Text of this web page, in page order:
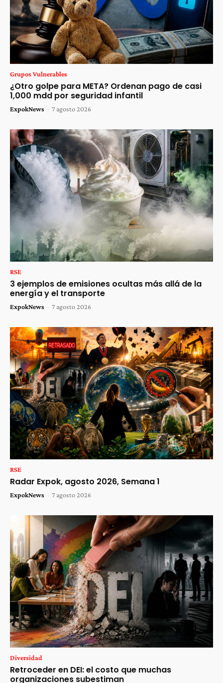
Grupos Vulnerables
¿Otro golpe para META? Ordenan pago de casi
1,000 mdd por seguridad infantil
ExpokNews - 7 agosto 2026
RSE
3 ejemplos de emisiones ocultas más allá de la
energía y el transporte
ExpokNews - 7 agosto 2026
RSE
Radar Expok, agosto 2026, Semana 1
ExpokNews - 7 agosto 2026
Diversidad
Retroceder en DEI: el costo que muchas
organizaciones subestiman